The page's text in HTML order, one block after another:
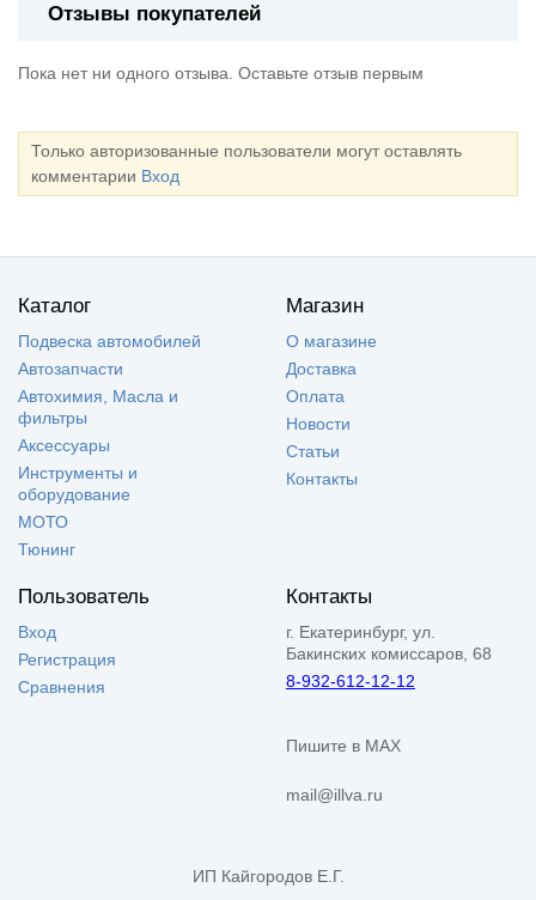
Отзывы покупателей
Пока нет ни одного отзыва. Оставьте отзыв первым
Только авторизованные пользователи могут оставлять
комментарии Вход
Каталог
Подвеска автомобилей
Автозапчасти
Автохимия, Масла и
фильтры
Аксессуары
Инструменты и
оборудование
МОТО
Тюнинг
Магазин
О магазине
Доставка
Оплата
Новости
Статьи
Контакты
Пользователь
Вход
Регистрация
Сравнения
Контакты
г. Екатеринбург, ул.
Бакинских комиссаров, 68
8-932-612-12-12
Пишите в MAX
mail@illva.ru
ИП Кайгородов Е.Г.